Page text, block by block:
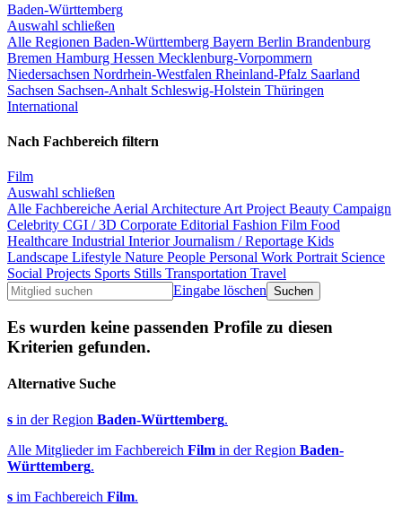
Baden-Württemberg
Auswahl schließen
Alle Regionen Baden-Württemberg Bayern Berlin Brandenburg
Bremen Hamburg Hessen Mecklenburg-Vorpommern
Niedersachsen Nordrhein-Westfalen Rheinland-Pfalz Saarland
Sachsen Sachsen-Anhalt Schleswig-Holstein Thüringen
International
Nach Fachbereich filtern
Film
Auswahl schließen
Alle Fachbereiche Aerial Architecture Art Project Beauty Campaign
Celebrity CGI / 3D Corporate Editorial Fashion Film Food
Healthcare Industrial InteriorJournalism / Reportage Kids
Landscape Lifestyle Nature People Personal Work Portrait Science
Social Projects Sports Stills Transportation Travel
Eingabe löschen
Es wurden keine passenden Profile zu diesen
Kriterien gefunden.
Alternative Suche
s in der Region Baden-Württemberg.
Alle Mitglieder im Fachbereich Film in der Region Baden-
Württemberg.
s im Fachbereich Film.